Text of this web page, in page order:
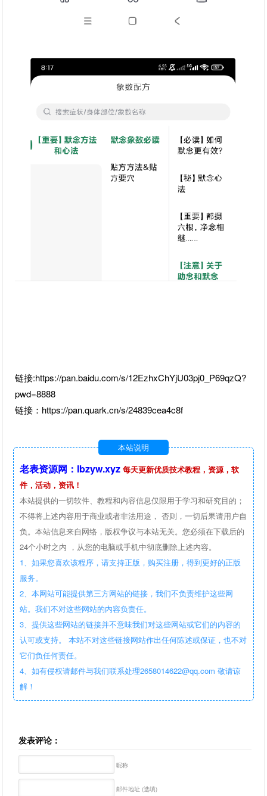
链接:https://pan.baidu.com/s/12EzhxChYjU03pj0_P69qzQ?
pwd=8888
链接：https://pan.quark.cn/s/24839cea4c8f
本站说明
老表资源网：lbzyw.xyz 每天更新优质技术教程，资源，软
件，活动，资讯！
本站提供的一切软件、教程和内容信息仅限用于学习和研究目的；
不得将上述内容用于商业或者非法用途， 否则，一切后果请用户自
负。本站信息来自网络，版权争议与本站无关。您必须在下载后的
24个小时之内 ，从您的电脑或手机中彻底删除上述内容。
1、如果您喜欢该程序，请支持正版，购买注册，得到更好的正版
服务。
2、本网站可能提供第三方网站的链接，我们不负责维护这些网
站。我们不对这些网站的内容负责任。
3、提供这些网站的链接并不意味我们对这些网站或它们的内容的
认可或支持。 本站不对这些链接网站作出任何陈述或保证，也不对
它们负任何责任。
4、如有侵权请邮件与我们联系处理2658014622@qq.com 敬请谅
解！
发表评论：
昵称
邮件地址 (选填)